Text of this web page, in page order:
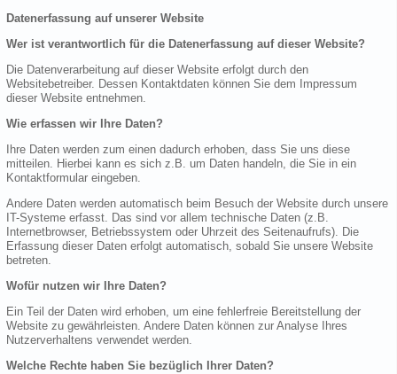
Datenerfassung auf unserer Website
Wer ist verantwortlich für die Datenerfassung auf dieser Website?
Die Datenverarbeitung auf dieser Website erfolgt durch den
Websitebetreiber. Dessen Kontaktdaten können Sie dem Impressum
dieser Website entnehmen.
Wie erfassen wir Ihre Daten?
Ihre Daten werden zum einen dadurch erhoben, dass Sie uns diese
mitteilen. Hierbei kann es sich z.B. um Daten handeln, die Sie in ein
Kontaktformular eingeben.
Andere Daten werden automatisch beim Besuch der Website durch unsere
IT-Systeme erfasst. Das sind vor allem technische Daten (z.B.
Internetbrowser, Betriebssystem oder Uhrzeit des Seitenaufrufs). Die
Erfassung dieser Daten erfolgt automatisch, sobald Sie unsere Website
betreten.
Wofür nutzen wir Ihre Daten?
Ein Teil der Daten wird erhoben, um eine fehlerfreie Bereitstellung der
Website zu gewährleisten. Andere Daten können zur Analyse Ihres
Nutzerverhaltens verwendet werden.
Welche Rechte haben Sie bezüglich Ihrer Daten?